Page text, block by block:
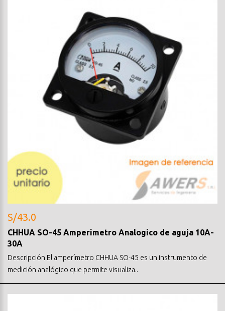
S/43.0
CHHUA SO-45 Amperimetro Analogico de aguja 10A-
30A
Descripción El amperímetro CHHUA SO-45 es un instrumento de
medición analógico que permite visualiza..